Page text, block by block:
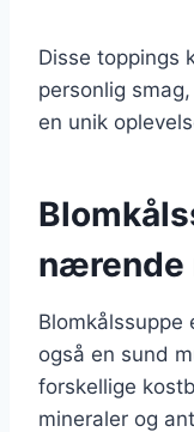
Disse toppings
personlig
en unik
nærende
også en sund
forskellige
mineraler og